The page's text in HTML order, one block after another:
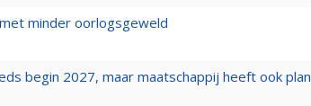
minder oorlogsgeweld
begin 2027, maar maatschappij heeft ook plan